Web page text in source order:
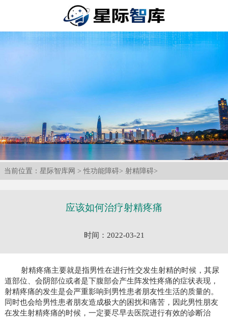
当前位置： 星际智库网 >性功能障碍> 射精障碍>
应该如何治疗射精疼痛
时间：2022-03-21
射精疼痛主要就是指男性在进行性交发生射精的时候，其尿
道部位、会阴部位或者是下腹部会产生阵发性疼痛的症状表现，
射精疼痛的发生是会严重影响到男性患者朋友性生活的质量的。
同时也会给男性患者朋友造成极大的困扰和痛苦，因此男性朋友
在发生射精疼痛的时候，一定要尽早去医院进行有效的诊断治